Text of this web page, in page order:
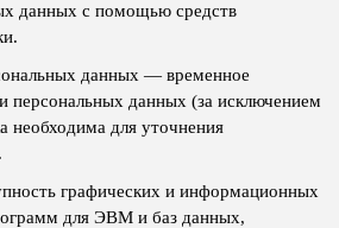
данных с помощью средств
данных — временное
персональных данных (за исключением
необходима для уточнения
графических и информационных
для ЭВМ и баз данных,